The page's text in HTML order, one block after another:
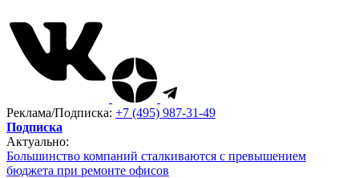
Реклама/Подписка: +7 (495) 987-31-49
Подписка
Актуально:
Большинство компаний сталкиваются с превышением
бюджета при ремонте офисов